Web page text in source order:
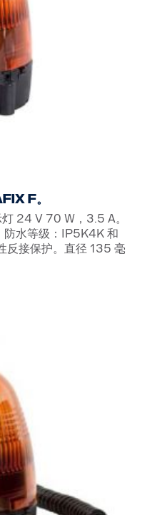
F。
24 V 70 W，3.5 A。
防水等级：IP5K4K 和
反接保护。直径 135 毫